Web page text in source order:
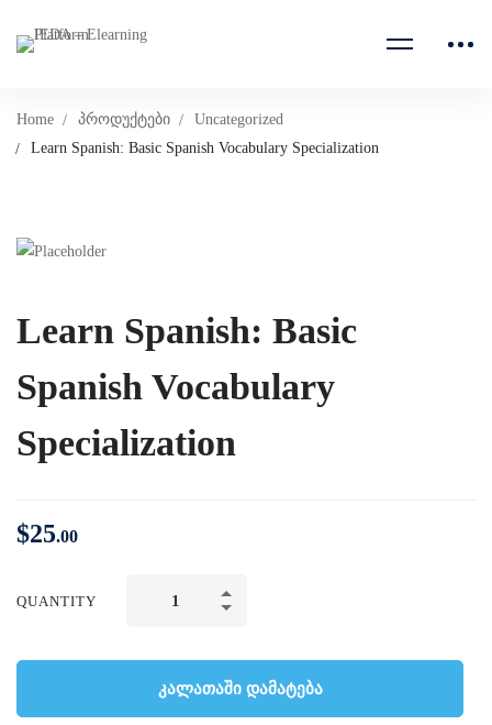
Home პროდუქტები
Uncategorized
Learn Spanish: Basic Spanish Vocabulary Specialization
Learn Spanish: Basic
Spanish Vocabulary
Specialization
$25.00
QUANTITY
კალათაში დამატება